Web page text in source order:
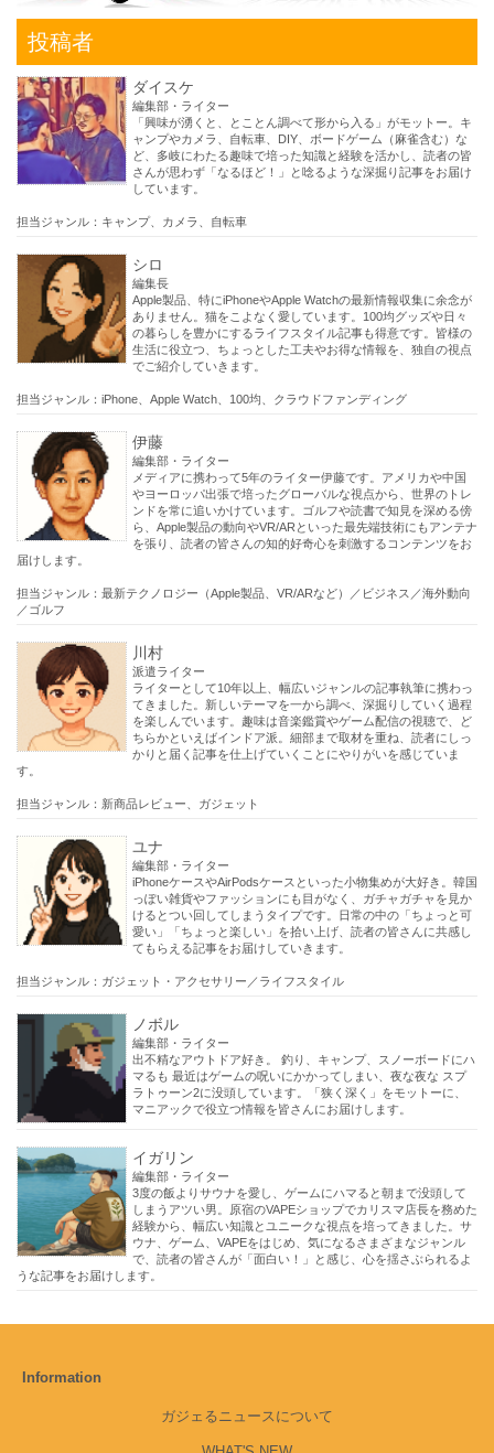
投稿者
ダイスケ
編集部・ライター
「興味が湧くと、とことん調べて形から入る」がモットー。キ
ャンプやカメラ、自転車、DIY、ボードゲーム（麻雀含む）な
ど、多岐にわたる趣味で培った知識と経験を活かし、読者の皆
さんが思わず「なるほど！」と唸るような深掘り記事をお届け
しています。
担当ジャンル：キャンプ、カメラ、自転車
シロ
編集長
Apple製品、特にiPhoneやApple Watchの最新情報収集に余念が
ありません。猫をこよなく愛しています。100均グッズや日々
の暮らしを豊かにするライフスタイル記事も得意です。皆様の
生活に役立つ、ちょっとした工夫やお得な情報を、独自の視点
でご紹介していきます。
担当ジャンル：iPhone、Apple Watch、100均、クラウドファンディング
伊藤
編集部・ライター
メディアに携わって5年のライター伊藤です。アメリカや中国
やヨーロッパ出張で培ったグローバルな視点から、世界のトレ
ンドを常に追いかけています。ゴルフや読書で知見を深める傍
ら、Apple製品の動向やVR/ARといった最先端技術にもアンテナ
を張り、読者の皆さんの知的好奇心を刺激するコンテンツをお
届けします。
担当ジャンル：最新テクノロジー（Apple製品、VR/ARなど）／ビジネス／海外動向
／ゴルフ
川村
派遣ライター
ライターとして10年以上、幅広いジャンルの記事執筆に携わっ
てきました。新しいテーマを一から調べ、深掘りしていく過程
を楽しんでいます。趣味は音楽鑑賞やゲーム配信の視聴で、ど
ちらかといえばインドア派。細部まで取材を重ね、読者にしっ
かりと届く記事を仕上げていくことにやりがいを感じていま
す。
担当ジャンル：新商品レビュー、ガジェット
ユナ
編集部・ライター
iPhoneケースやAirPodsケースといった小物集めが大好き。韓国
っぽい雑貨やファッションにも目がなく、ガチャガチャを見か
けるとつい回してしまうタイプです。日常の中の「ちょっと可
愛い」「ちょっと楽しい」を拾い上げ、読者の皆さんに共感し
てもらえる記事をお届けしていきます。
担当ジャンル：ガジェット・アクセサリー／ライフスタイル
ノボル
編集部・ライター
出不精なアウトドア好き。 釣り、キャンプ、スノーボードにハ
マるも 最近はゲームの呪いにかかってしまい、夜な夜な スプ
ラトゥーン2に没頭しています。「狭く深く」をモットーに、
マニアックで役立つ情報を皆さんにお届けします。
イガリン
編集部・ライター
3度の飯よりサウナを愛し、ゲームにハマると朝まで没頭して
しまうアツい男。原宿のVAPEショップでカリスマ店長を務めた
経験から、幅広い知識とユニークな視点を培ってきました。サ
ウナ、ゲーム、VAPEをはじめ、気になるさまざまなジャンル
で、読者の皆さんが「面白い！」と感じ、心を揺さぶられるよ
うな記事をお届けします。
Information
ガジェるニュースについて